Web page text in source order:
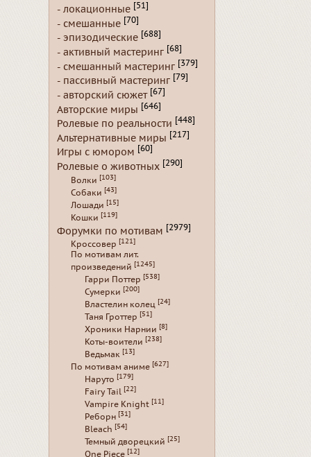
- локационные [51]
- смешанные [70]
- эпизодические [688]
- активный мастеринг [68]
- смешанный мастеринг [379]
- пассивный мастеринг [79]
- авторский сюжет [67]
Авторские миры [646]
Ролевые по реальности [448]
Альтернативные миры [217]
Игры с юмором [60]
Ролевые о животных [290]
Волки [103]
Собаки [43]
Лошади [15]
Кошки [119]
Форумки по мотивам [2979]
Кроссовер [121]
По мотивам лит.
произведений [1245]
Гарри Поттер [538]
Сумерки [200]
Властелин колец [24]
Таня Гроттер [51]
Хроники Нарнии [8]
Коты-воители [238]
Ведьмак [13]
По мотивам аниме [627]
Наруто [179]
Fairy Tail [22]
Vampire Knight [11]
Реборн [31]
Bleach [54]
Темный дворецкий [25]
One Piece [12]